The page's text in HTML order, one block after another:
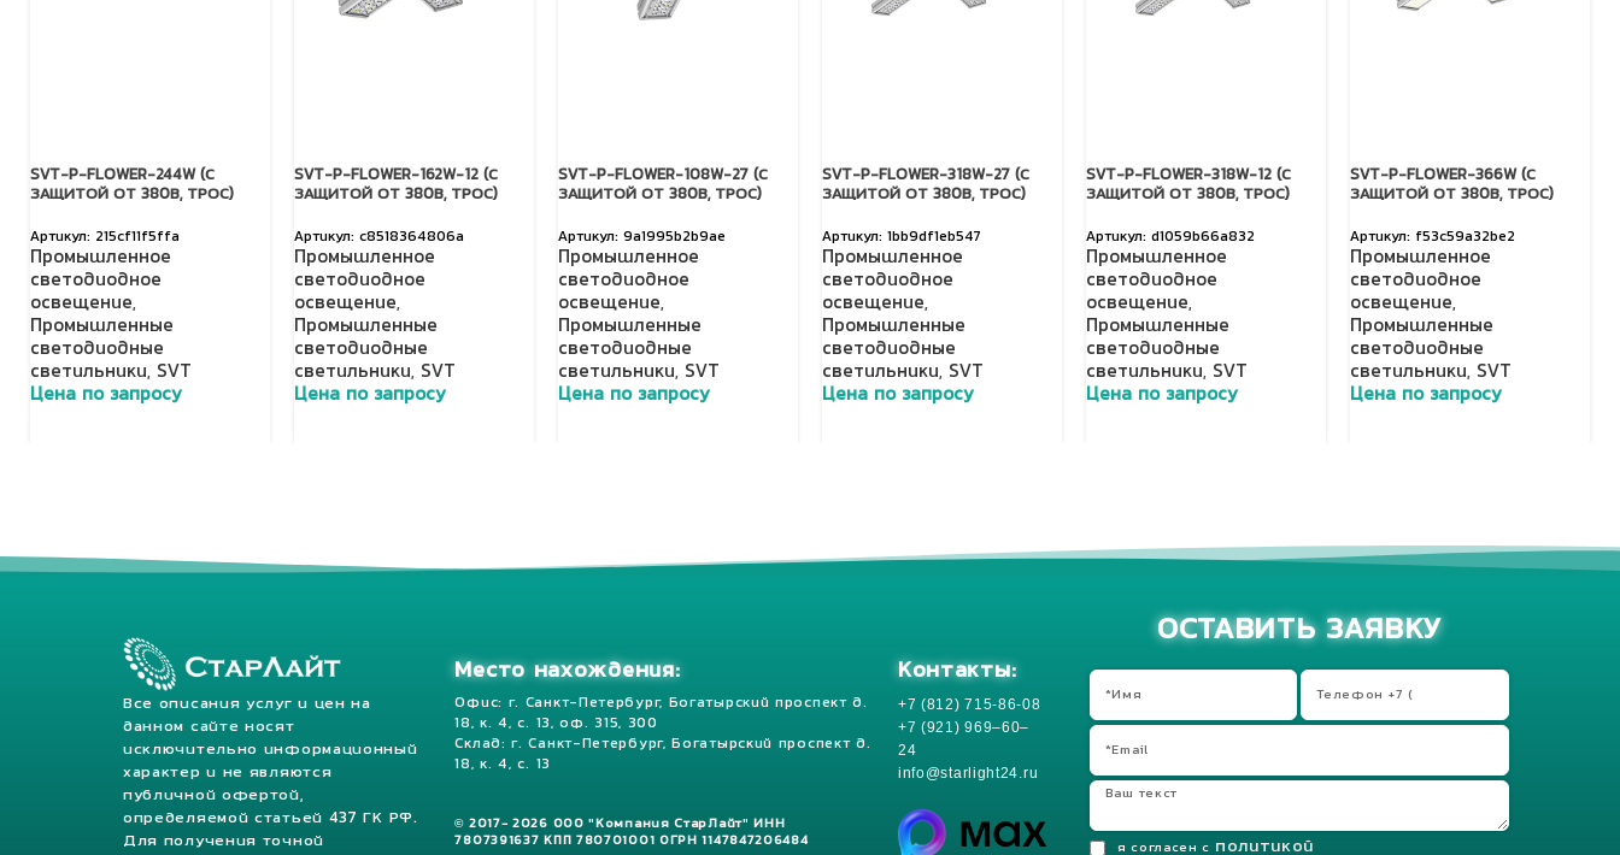
SVT-P-FLOWER-244W (С
ЗАЩИТОЙ ОТ 380В, ТРОС)
215cf11f5ffa
Промышленное
светодиодное
освещение,
Промышленные
светодиодные
светильники, SVT
Цена по запросу
SVT-P-FLOWER-162W-12 (С
ЗАЩИТОЙ ОТ 380В, ТРОС)
c8518364806a
Промышленное
светодиодное
освещение,
Промышленные
светодиодные
светильники, SVT
Цена по запросу
SVT-P-FLOWER-108W-27 (С
ЗАЩИТОЙ ОТ 380В, ТРОС)
9a1995b2b9ae
Промышленное
светодиодное
освещение,
Промышленные
светодиодные
светильники, SVT
Цена по запросу
SVT-P-FLOWER-318W-27 (С
ЗАЩИТОЙ ОТ 380В, ТРОС)
1bb9df1eb547
Промышленное
светодиодное
освещение,
Промышленные
светодиодные
светильники, SVT
Цена по запросу
SVT-P-FLOWER-318W-12 (С
ЗАЩИТОЙ ОТ 380В, ТРОС)
d1059b66a832
Промышленное
светодиодное
освещение,
Промышленные
светодиодные
светильники, SVT
Цена по запросу
SVT-P-FLOWER-366W (С
ЗАЩИТОЙ ОТ 380В, ТРОС)
f53c59a32be2
Промышленное
светодиодное
освещение,
Промышленные
светодиодные
светильники, SVT
Цена по запросу
Все описания услуг и цен на
данном сайте носят
исключительно информационный
характер и не являются
публичной офертой,
определяемой статьей 437 ГК РФ.
Для получения точной
Место нахождения:
Офис: г. Санкт-Петербург, Богатырский проспект д.
18, к. 4, с. 13, оф. 315, 300
Склад: г. Санкт-Петербург, Богатырский проспект д.
18, к. 4, с. 13
© 2017- 2026 ООО "Компания СтарЛайт" ИНН
7807391637 КПП 780701001 ОГРН 1147847206484
Контакты:
+7 (812) 715-86-08
+7 (921) 969–60–
24
info@starlight24.ru
ОСТАВИТЬ ЗАЯВКУ
я согласен с политикой